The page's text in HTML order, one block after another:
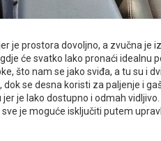
je prostora dovoljno, a zvučna je
će svatko lako pronaći idealnu
što nam se jako sviđa, a tu su i
se desna koristi za paljenje i
je lako dostupno i odmah
je moguće isključiti putem